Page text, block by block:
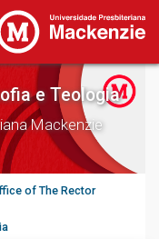
e Teologia
Mackenzie
of The Rector